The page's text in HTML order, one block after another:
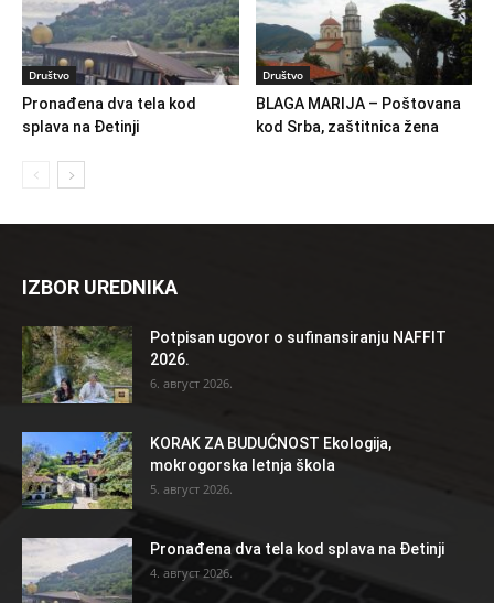
Društvo
Pronađena dva tela kod
splava na Đetinji
Društvo
BLAGA MARIJA – Poštovana
kod Srba, zaštitnica žena
IZBOR UREDNIKA
Potpisan ugovor o sufinansiranju NAFFIT
2026.
6. август 2026.
KORAK ZA BUDUĆNOST Ekologija,
mokrogorska letnja škola
5. август 2026.
Pronađena dva tela kod splava na Đetinji
4. август 2026.